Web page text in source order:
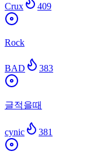
Crux 409
Rock
BAD 383
글적을때
cynic 381